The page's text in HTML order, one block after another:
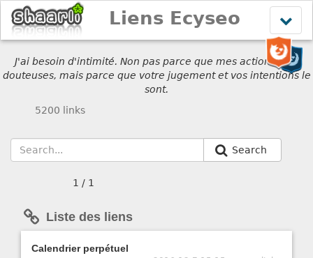
le
menu
Liens Ecyseo
J'ai besoin d'intimité. Non pas parce que mes actions sont
douteuses, mais parce que votre jugement et vos intentions le
sont.
5200 links
Search
1 / 1
Liste des liens
Calendrier perpétuel